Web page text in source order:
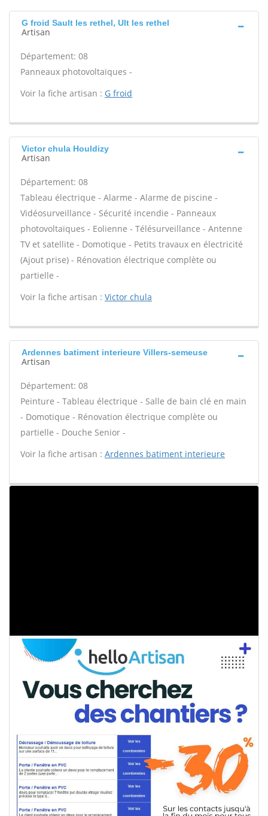
G froid Sault les rethel, Ult les rethel
Artisan
Département: 08
Panneaux photovoltaïques -
Voir la fiche artisan : G froid
Victor chula Houldizy
Artisan
Département: 08
Tableau électrique - Alarme - Alarme de piscine -
Vidéosurveillance - Sécurité incendie - Panneaux
photovoltaïques - Eolienne - Télésurveillance - Antenne
TV et satellite - Domotique - Petits travaux en électricité
(Ajout prise) - Rénovation électrique complète ou
partielle -
Voir la fiche artisan : Victor chula
Ardennes batiment interieure Villers-semeuse
Artisan
Département: 08
Peinture - Tableau électrique - Salle de bain clé en main
- Domotique - Rénovation électrique complète ou
partielle - Douche Senior -
Voir la fiche artisan : Ardennes batiment interieure